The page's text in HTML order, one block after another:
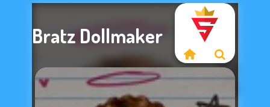
Bratz Dollmaker